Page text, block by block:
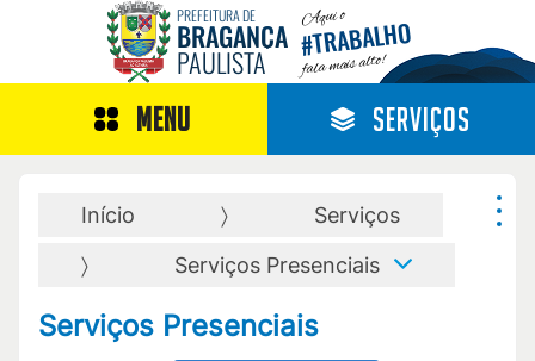
PREFEITURA DE
BRAGANÇA
PAULISTA
Aqui o
#TRABALHO
fala mais alto!
MENU SERVIÇOS
Início
Serviços
Serviços Presenciais
Serviços Presenciais